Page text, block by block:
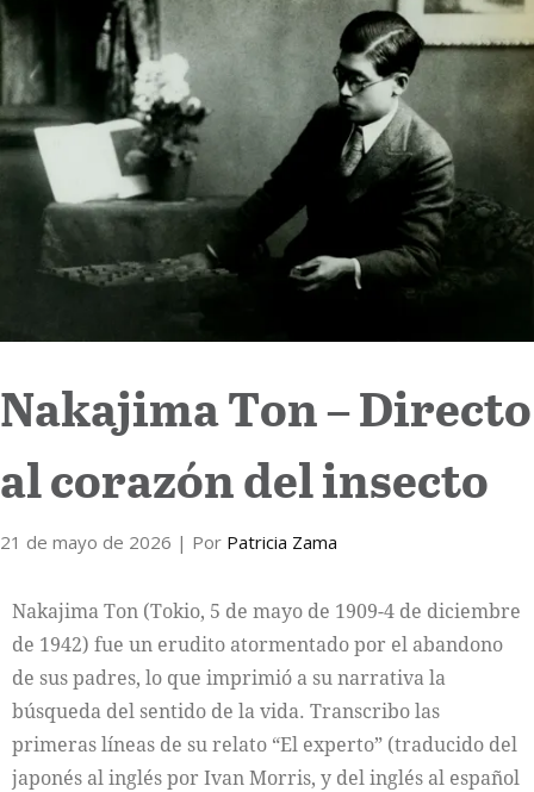
Nacional
Colaboradores
Internacional
Cultura
Nakajima Ton – Directo
al corazón del insecto
21 de mayo de 2026 | Por Patricia Zama
Nakajima Ton (Tokio, 5 de mayo de 1909-4 de diciembre
de 1942) fue un erudito atormentado por el abandono
de sus padres, lo que imprimió a su narrativa la
búsqueda del sentido de la vida. Transcribo las
primeras líneas de su relato “El experto” (traducido del
japonés al inglés por Ivan Morris, y del inglés al español